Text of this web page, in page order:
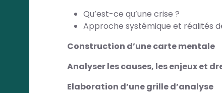
Qu’est-ce qu’une crise ?
Approche systémique et réalités
Construction d’une carte mentale
Analyser les causes, les enjeux et
Elaboration d’une grille d’analyse